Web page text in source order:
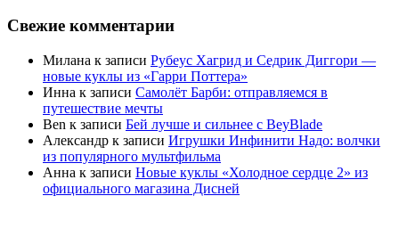
Свежие комментарии
Милана к записи Рубеус Хагрид и Седрик Диггори —
новые куклы из «Гарри Поттера»
Инна к записи Самолёт Барби: отправляемся в
путешествие мечты
Ben к записи Бей лучше и сильнее с BeyBlade
Александр к записи Игрушки Инфинити Надо: волчки
из популярного мультфильма
Анна к записи Новые куклы «Холодное сердце 2» из
официального магазина Дисней